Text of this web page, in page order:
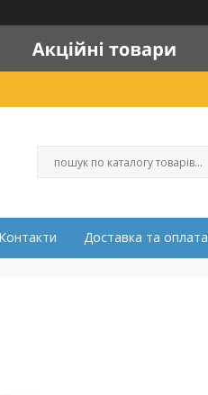
Контакти Доставка та оплата